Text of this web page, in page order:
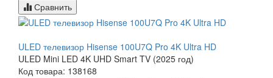
Сравнить
ULED телевизор Hisense 100U7Q Pro 4K Ultra HD
ULED Mini LED 4K UHD Smart TV (2025 год)
Код товара: 138168